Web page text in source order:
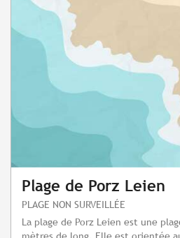
Plage de Porz Leien
PLAGE NON SURVEILLÉE
La plage de Porz Leien est une
mètres de long. Elle est orientée